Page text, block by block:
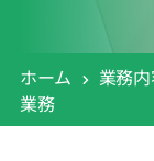
ホーム 業務
業務